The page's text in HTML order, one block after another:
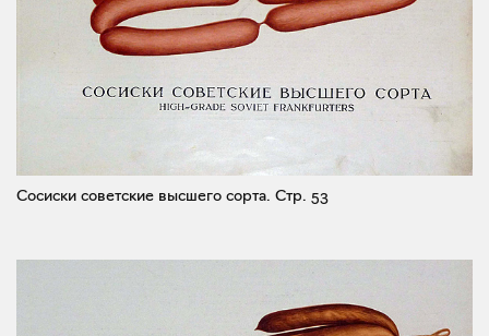
Сосиски советские высшего сорта. Стр. 53